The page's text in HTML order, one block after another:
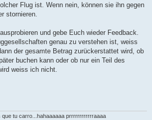
Flug ist. Wenn nein, können sie ihn gegen
stornieren.
und gebe Euch wieder Feedback.
genau zu verstehen ist, weiss
der gesamte Betrag zurückerstattet wird, ob
buchen kann oder ob nur ein Teil des
weiss ich nicht.
que tu carro...hahaaaaaa prrrrrrrrrrrraaaa